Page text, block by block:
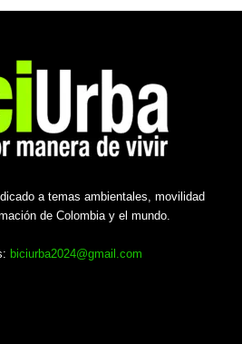
a temas ambientales, movilidad
de Colombia y el mundo.
biciurba2024@gmail.com